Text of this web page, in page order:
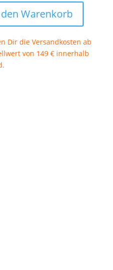
Warenkorb
Dir die Versandkosten ab
von 149 € innerhalb